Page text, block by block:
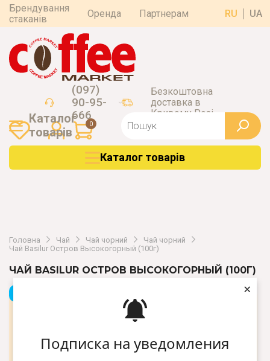
Подписка на уведомления
×
Брендування
стаканів
Оренда Партнерам RU UA
(097)
90-95-
666
Безкоштовна
доставка в
Кривому Розі
0
Каталог
товарiв
Каталог товарiв
Головна Чай Чай чорний
Чай чорний
Чай Basilur Остров Высокогорный (100г)
ЧАЙ BASILUR ОСТРОВ ВЫСОКОГОРНЫЙ (100Г)